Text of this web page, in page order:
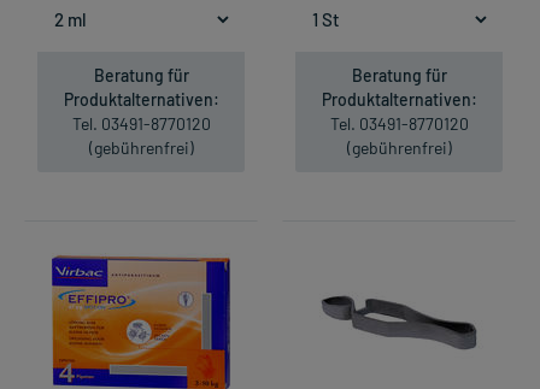
Beratung für
Produktalternativen:
Tel. 03491-8770120
(gebührenfrei)
Beratung für
Produktalternativen:
Tel. 03491-8770120
(gebührenfrei)